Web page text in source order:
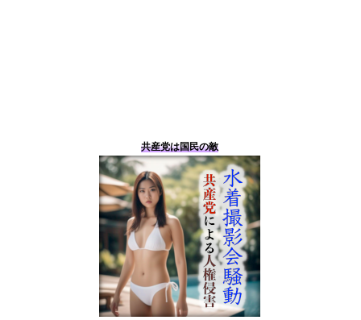
共産党は国民の敵